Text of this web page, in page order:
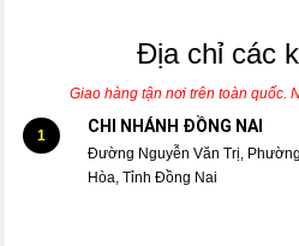
Địa chỉ các
Giao hàng tận nơi trên toàn quốc.
1 CHI NHÁNH ĐỒNG NAI
Đường Nguyễn Văn Trị,
Hòa, Tỉnh Đồng Nai